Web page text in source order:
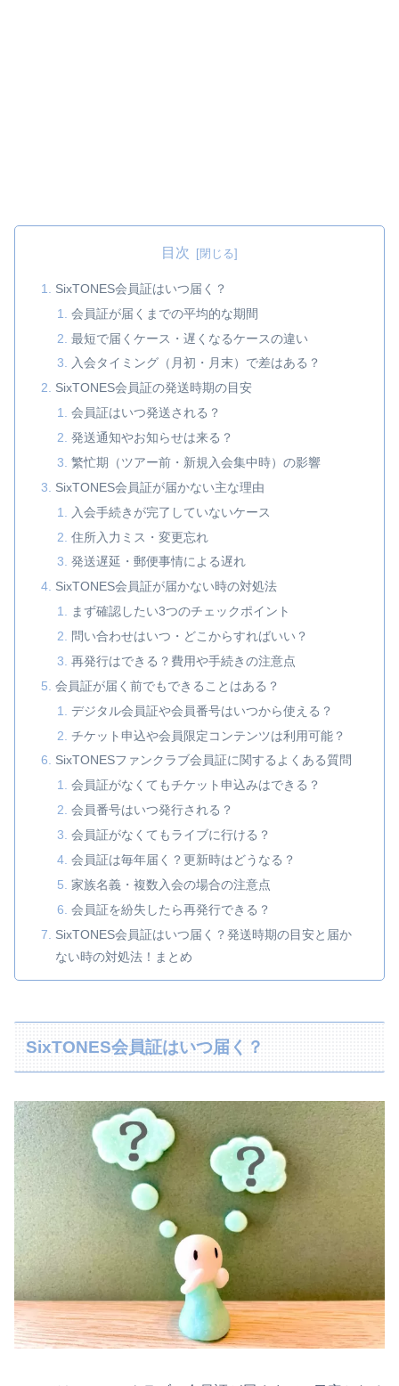
目次
SixTONES会員証はいつ届く？
会員証が届くまでの平均的な期間
最短で届くケース・遅くなるケースの違い
入会タイミング（月初・月末）で差はある？
SixTONES会員証の発送時期の目安
会員証はいつ発送される？
発送通知やお知らせは来る？
繁忙期（ツアー前・新規入会集中時）の影響
SixTONES会員証が届かない主な理由
入会手続きが完了していないケース
住所入力ミス・変更忘れ
発送遅延・郵便事情による遅れ
SixTONES会員証が届かない時の対処法
まず確認したい3つのチェックポイント
問い合わせはいつ・どこからすればいい？
再発行はできる？費用や手続きの注意点
会員証が届く前でもできることはある？
デジタル会員証や会員番号はいつから使える？
チケット申込や会員限定コンテンツは利用可能？
SixTONESファンクラブ会員証に関するよくある質問
会員証がなくてもチケット申込みはできる？
会員番号はいつ発行される？
会員証がなくてもライブに行ける？
会員証は毎年届く？更新時はどうなる？
家族名義・複数入会の場合の注意点
会員証を紛失したら再発行できる？
SixTONES会員証はいつ届く？発送時期の目安と届か
ない時の対処法！まとめ
SixTONES会員証はいつ届く？